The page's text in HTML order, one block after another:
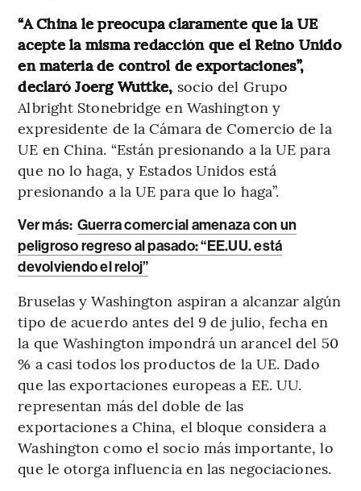
“A China le preocupa claramente que la UE
acepte la misma redacción que el Reino Unido
en materia de control de exportaciones”,
declaró Joerg Wuttke, socio del Grupo
Albright Stonebridge en Washington y
expresidente de la Cámara de Comercio de la
UE en China. “Están presionando a la UE para
que no lo haga, y Estados Unidos está
presionando a la UE para que lo haga”.
Ver más: Guerra comercial amenaza con un
peligroso regreso al pasado: “EE.UU. está
devolviendo el reloj”
Bruselas y Washington aspiran a alcanzar algún
tipo de acuerdo antes del 9 de julio, fecha en
la que Washington impondrá un arancel del 50
% a casi todos los productos de la UE. Dado
que las exportaciones europeas a EE. UU.
representan más del doble de las
exportaciones a China, el bloque considera a
Washington como el socio más importante, lo
que le otorga influencia en las negociaciones.